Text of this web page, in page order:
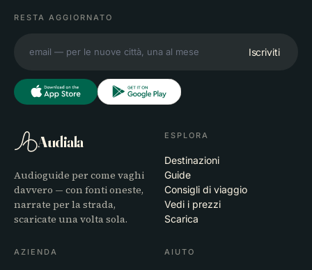
RESTA AGGIORNATO
Iscriviti
Audiala
Audioguide per come vaghi
davvero — con fonti oneste,
narrate per la strada,
scaricate una volta sola.
ESPLORA
Destinazioni
Guide
Consigli di viaggio
Vedi i prezzi
Scarica
AZIENDA AIUTO